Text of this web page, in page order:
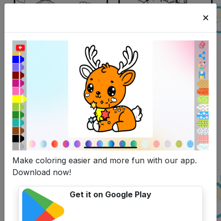
Make coloring easier and more fun with our app.
Download now!
Get it on Google Play